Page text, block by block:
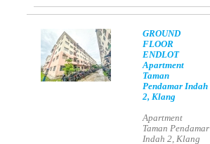
GROUND
FLOOR
ENDLOT
Apartment
Taman
Pendamar Indah
2, Klang
Apartment
Taman Pendamar
Indah 2, Klang